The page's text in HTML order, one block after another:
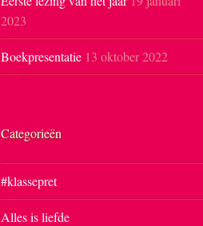
2023
Boekpresentatie 13 oktober 2022
Categorieën
#klassepret
Alles is liefde